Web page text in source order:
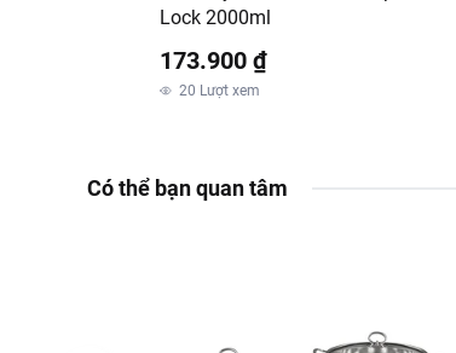
Lock 2000ml
173.900 ₫
20 Lượt xem
Có thể bạn quan tâm